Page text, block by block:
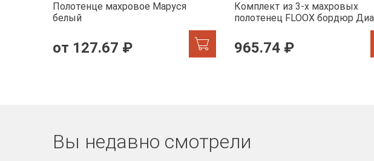
Полотенце махровое Маруся
белый
от 127.67 ₽
Комплект из 3-х махровых
полотенец FLOOX бордюр
965.74 ₽
Вы недавно смотрели